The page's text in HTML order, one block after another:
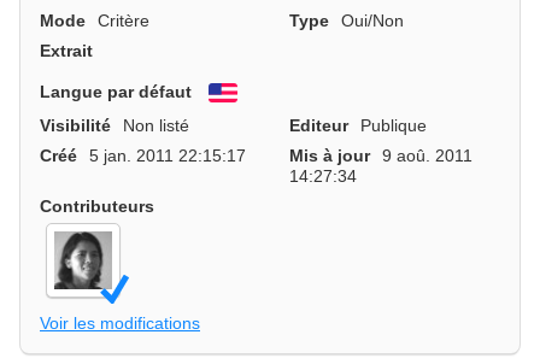
Mode Critère Type
Oui/Non
Extrait
Langue par défaut
English
Visibilité
Non listé Editeur
Publique
Créé
5 jan. 2011 22:15:17 Mis à jour
9 aoû. 2011
14:27:34
Contributeurs
Voir les modifications